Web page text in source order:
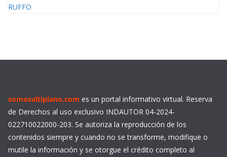
somosaltiplano.com es un portal informativo virtual. Reserva
de Derechos al uso exclusivo INDAUTOR 04-2024-
022710022000-203. Se autoriza la reproducción de los
contenidos siempre y cuando no se transforme, modifique o
mutile la información y se otorgue el crédito completo al